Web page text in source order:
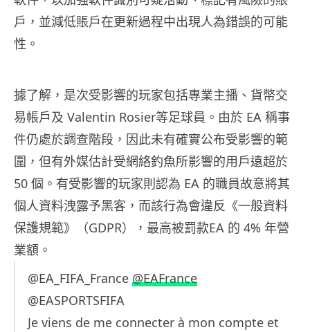
戶，並減低賬戶在更新過程中出現人為錯誤的可能
性。
據了解，是次受影響的玩家包括專業主播、貨幣交
易帳戶及 Valentin Rosier等足球員。由於 EA 稱事
件仍處於調查階段，因此未有確實公布受影響的範
圍，但有外媒估計受網絡釣魚所影響的用戶遠超於
50 個。有受影響的玩家則認為 EA 的職員故意將其
個人資料洩露予黑客，而該行為會違反《一般資料
保護規範》（GDPR），最高被罰款EA 的 4% 年營
業額。
@EA_FIFA_France @EAFrance
@EASPORTSFIFA
Je viens de me connecter à mon compte et